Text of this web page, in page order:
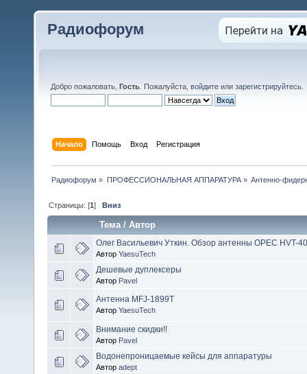
Радиофорум
Добро пожаловать, Гость . Пожалуйста, войдите или зарегистрируйтесь
Начало Помощь Вход Регистрация
Радиофорум » ПРОФЕССИОНАЛЬНАЯ АППАРАТУРА» Антенно-
Страницы: [1]Вниз
Тема/Автор
Олег Васильевич Уткин. Обзор антенны OPEC HVT-
Автор YaesuTech
Дешевые дуплексеры
Автор Pavel
Антенна MFJ-1899T
Автор YaesuTech
Внимание скидки!!
Автор Pavel
Водонепроницаемые кейсы для аппаратуры
Автор adept